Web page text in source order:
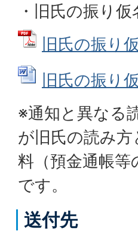
・旧氏の振り
旧氏の振り
旧氏の振り
※通知と異なる
が旧氏の読み
料（預金通帳
です。
送付先